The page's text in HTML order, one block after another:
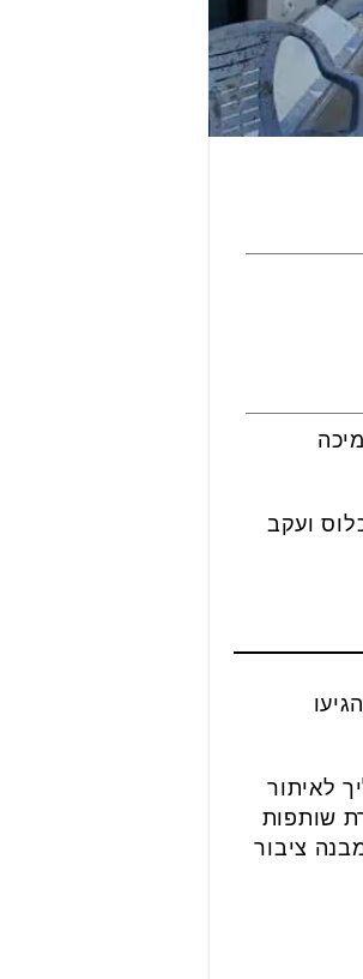
ועקב
לאיתור
שותפות
ציבור